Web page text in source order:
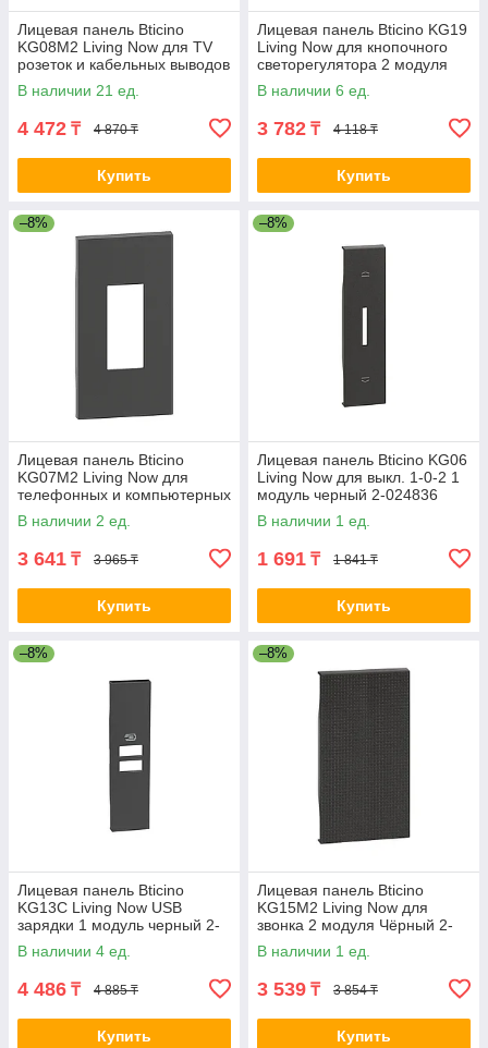
Лицевая панель Bticino
KG08M2 Living Now для TV
розеток и кабельных выводов
2 модуля черный 2-020007
В наличии 21 ед.
4 472 ₸ 4 870 ₸
Купить
Лицевая панель Bticino KG19
Living Now для кнопочного
светорегулятора 2 модуля
черный 2-020021
В наличии 6 ед.
3 782 ₸ 4 118 ₸
Купить
–8%
Лицевая панель Bticino
KG07M2 Living Now для
телефонных и компьютерных
розеток 2 модуля черный 2-
020027
В наличии 2 ед.
3 641 ₸ 3 965 ₸
Купить
–8%
Лицевая панель Bticino KG06
Living Now для выкл. 1-0-2 1
модуль черный 2-024836
В наличии 1 ед.
1 691 ₸ 1 841 ₸
Купить
–8%
Лицевая панель Bticino
KG13C Living Now USB
зарядки 1 модуль черный 2-
024837
В наличии 4 ед.
4 486 ₸ 4 885 ₸
Купить
–8%
Лицевая панель Bticino
KG15M2 Living Now для
звонка 2 модуля Чёрный 2-
033718
В наличии 1 ед.
3 539 ₸ 3 854 ₸
Купить